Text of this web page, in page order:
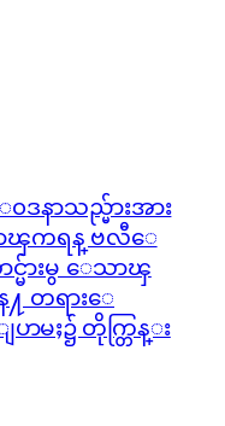
၀ဒနာသည္မ်ားအား
ၾကရန္ ဗလီေ
င္မ်ားမွ ေသာၾ
တရားေ
ာမႈ၌ တိုက္တြန္း